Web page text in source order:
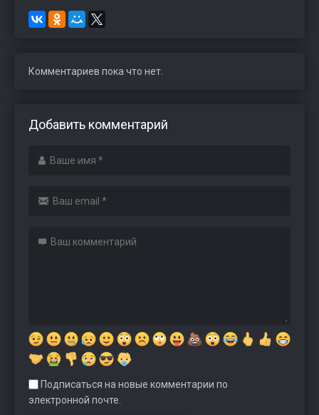
Комментариев пока что нет.
Добавить комментарий
Подписаться на новые комментарии по
электронной почте.